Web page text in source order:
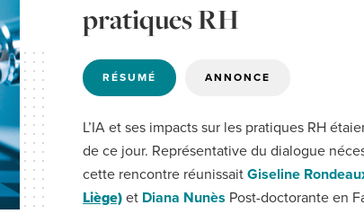
pratiques RH
RÉSUMÉ
(ONGLET
ANNONCE
L’IA et ses impacts sur les pratiques RH
de ce jour. Représentative du dialogue
cette rencontre réunissaitGiseline
Liège) et Diana Nunès Post-doctorante en